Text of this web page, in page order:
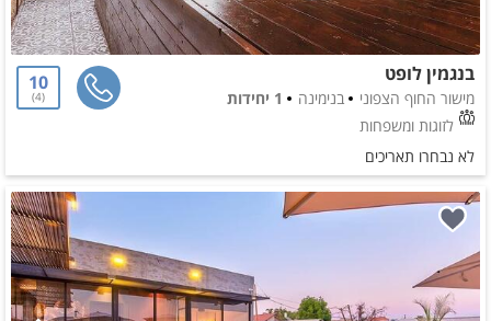
בנגמין לופט
מישור החוף הצפוני בנימינה
1 יחידות
לזוגות ומשפחות
10
4
לא נבחרו תאריכים